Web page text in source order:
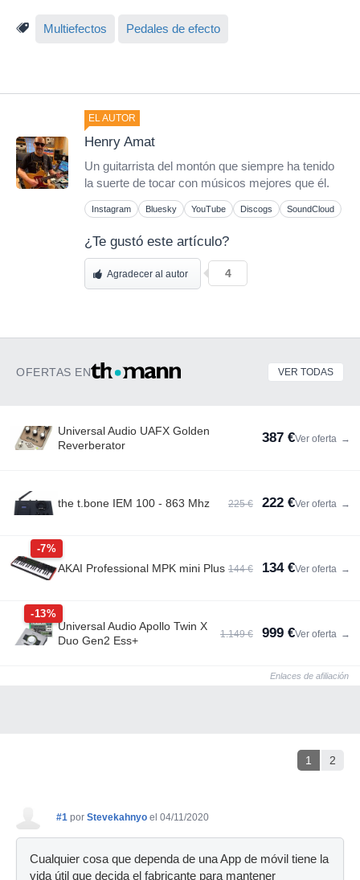
Multiefectos Pedales de efecto
EL AUTOR
Henry Amat
Un guitarrista del montón que siempre ha tenido
la suerte de tocar con músicos mejores que él.
Instagram Bluesky YouTube Discogs SoundCloud
¿Te gustó este artículo?
Agradecer al autor 4
OFERTAS EN VER TODAS
Universal Audio UAFX Golden
Reverberator
387 €Ver oferta →
the t.bone IEM 100 - 863 Mhz 225 € 222 €Ver oferta →
-7%
AKAI Professional MPK mini Plus 144 € 134 €Ver oferta →
-13%
Universal Audio Apollo Twin X
Duo Gen2 Ess+
1.149 € 999 €Ver oferta →
Enlaces de afiliación
1 2
#1 por Stevekahnyo el 04/11/2020
Cualquier cosa que dependa de una App de móvil tiene la
vida útil que decida el fabricante para mantener